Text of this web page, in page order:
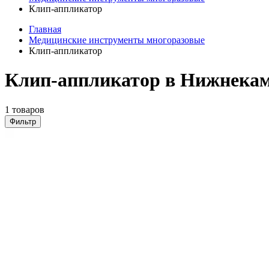
Клип-аппликатор
Главная
Медицинские инструменты многоразовые
Клип-аппликатор
Клип-аппликатор в
1 товаров
Фильтр